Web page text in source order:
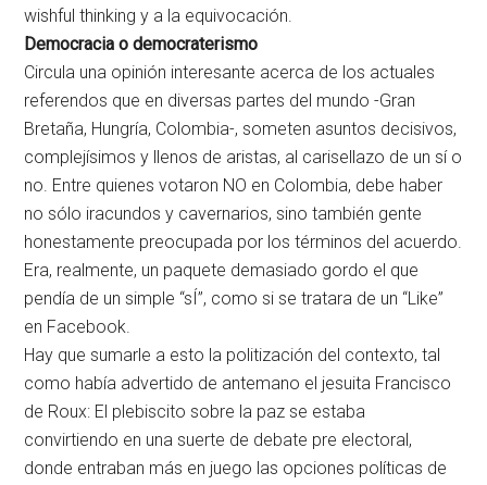
wishful thinking y a la equivocación.
Democracia o democraterismo
Circula una opinión interesante acerca de los actuales
referendos que en diversas partes del mundo -Gran
Bretaña, Hungría, Colombia-, someten asuntos decisivos,
complejísimos y llenos de aristas, al carisellazo de un sí o
no. Entre quienes votaron NO en Colombia, debe haber
no sólo iracundos y cavernarios, sino también gente
honestamente preocupada por los términos del acuerdo.
Era, realmente, un paquete demasiado gordo el que
pendía de un simple “sÍ”, como si se tratara de un “Like”
en Facebook.
Hay que sumarle a esto la politización del contexto, tal
como había advertido de antemano el jesuita Francisco
de Roux: El plebiscito sobre la paz se estaba
convirtiendo en una suerte de debate pre electoral,
donde entraban más en juego las opciones políticas de